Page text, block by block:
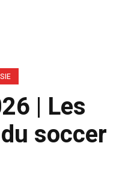
| Les
soccer